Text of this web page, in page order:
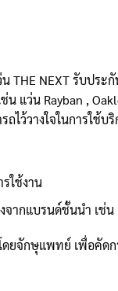
THE NEXT รับปร
ว่น Rayban ,
ไว้วางใจในการใช้บ
ใช้งาน
กแบรนด์ชั้นนำ เช่น
ยจักษุแพทย์ เพื่อคัด